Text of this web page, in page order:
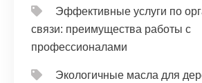
Эффективные услуги по
связи: преимущества работы с
профессионалами
Экологичные масла для